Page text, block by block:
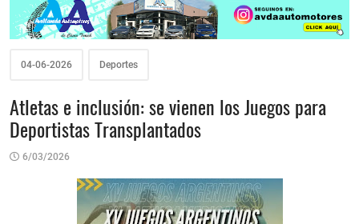
04-06-2026 Deportes
Atletas e inclusión: se vienen los Juegos para
Deportistas Transplantados
6/03/2026